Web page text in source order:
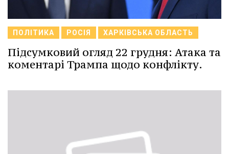
ПОЛІТИКА РОСІЯ ХАРКІВСЬКА ОБЛАСТЬ
Підсумковий огляд 22 грудня: Атака та
коментарі Трампа щодо конфлікту.